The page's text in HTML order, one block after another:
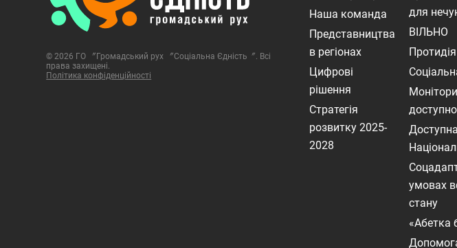
© 2026 ГО 〞Громадський рух 〞Соціальна Єдність〞. Всі
права захищені.
Політика конфіденційності
Наша команда
Представництва
в регіонах
Цифрові
рішення
Стратегія
розвитку 2025-
2028
для
ВІЛЬНО
Доступна
умовах
стану
«Абетка